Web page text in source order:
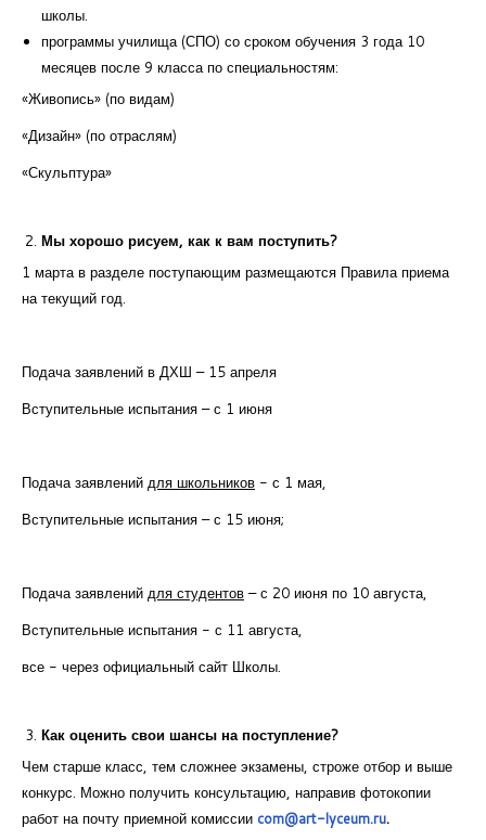
школы.
программы училища (СПО) со сроком обучения 3 года 10
месяцев после 9 класса по специальностям:
«Живопись» (по видам)
«Дизайн» (по отраслям)
«Скульптура»
Мы хорошо рисуем, как к вам поступить?
1 марта в разделе поступающим размещаются Правила приема
на текущий год.
Подача заявлений в ДХШ – 15 апреля
Вступительные испытания – с 1 июня
Подача заявлений для школьников - с 1 мая,
Вступительные испытания – с 15 июня;
Подача заявлений для студентов – с 20 июня по 10 августа,
Вступительные испытания - с 11 августа,
все - через официальный сайт Школы.
Как оценить свои шансы на поступление?
Чем старше класс, тем сложнее экзамены, строже отбор и выше
конкурс. Можно получить консультацию, направив фотокопии
работ на почту приемной комиссии com@art-lyceum.ru.